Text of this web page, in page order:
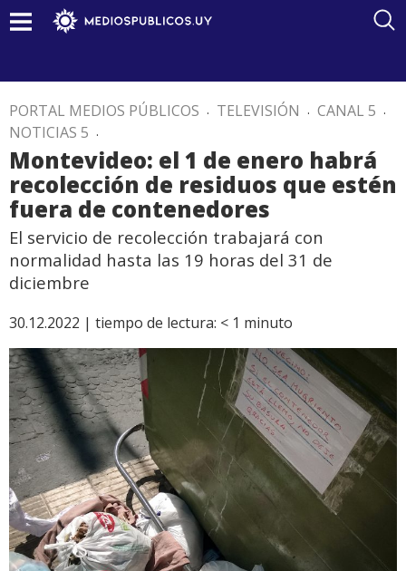
PORTAL MEDIOS PÚBLICOS . TELEVISIÓN . CANAL 5 .
NOTICIAS 5 .
Montevideo: el 1 de enero habrá
recolección de residuos que estén
fuera de contenedores
El servicio de recolección trabajará con
normalidad hasta las 19 horas del 31 de
diciembre
30.12.2022 | tiempo de lectura: < 1 minuto